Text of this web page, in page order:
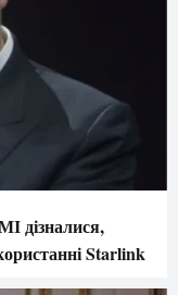
дізналися,
Starlink